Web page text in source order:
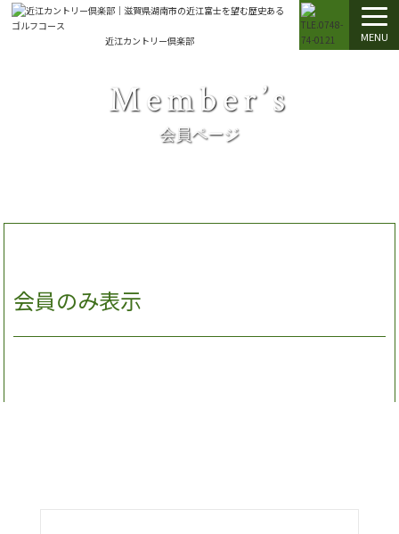
近江カントリー倶楽部 MENU
Member’s
会員ページ
会員のみ表示